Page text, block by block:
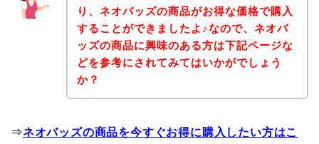
り、ネオバッズの商品がお得な価格で購入
することができましたよ♪なので、ネオバ
ッズの商品に興味のある方は下記ページな
どを参考にされてみてはいかがでしょう
か？
⇒ネオバッズの商品を今すぐお得に購入したい方はこ